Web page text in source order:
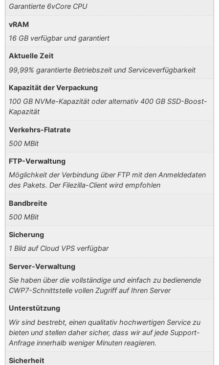
Garantierte 6vCore CPU
vRAM
16 GB verfügbar und garantiert
Aktuelle Zeit
99,99% garantierte Betriebszeit und Serviceverfügbarkeit
Kapazität der Verpackung
100 GB NVMe-Kapazität oder alternativ 400 GB SSD-Boost-
Kapazität
Verkehrs-Flatrate
500 MBit
FTP-Verwaltung
Möglichkeit der Verbindung über FTP mit den Anmeldedaten
des Pakets. Der Filezilla-Client wird empfohlen
Bandbreite
500 MBit
Sicherung
1 Bild auf Cloud VPS verfügbar
Server-Verwaltung
Sie haben über die vollständige und einfach zu bedienende
CWP7-Schnittstelle vollen Zugriff auf Ihren Server
Unterstützung
Wir sind bestrebt, einen qualitativ hochwertigen Service zu
bieten und stellen daher sicher, dass wir auf jede Support-
Anfrage innerhalb weniger Minuten reagieren.
Sicherheit